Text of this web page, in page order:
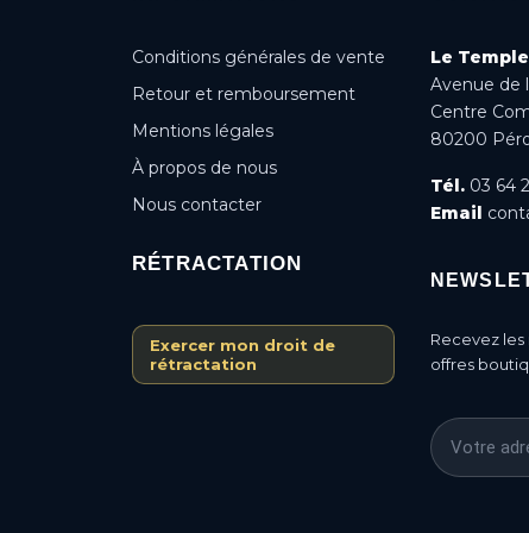
Conditions générales de vente
Retour et remboursement
Mentions légales
À propos de nous
Nous contacter
RÉTRACTATION
Exercer mon droit de
rétractation
Le
Avenue de
Centre
80200
Tél.03 64
Email
Recevez
offres